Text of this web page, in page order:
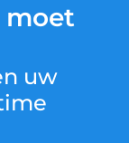
moet
uw